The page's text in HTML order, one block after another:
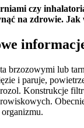
czy
na zdrowie.
brzozowymi lub
i paruje,
Konstrukcje